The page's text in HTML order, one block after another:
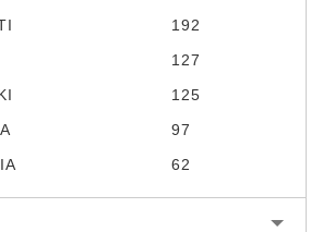
192
127
125
97
62